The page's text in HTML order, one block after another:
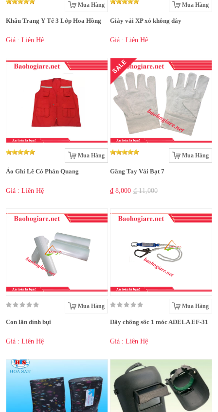
Mua Hàng
Khẩu Trang Y Tế 3 Lớp Hoa Hồng
Giá : Liên Hệ
Mua Hàng
Giày vải XP xỏ không dây
Giá : Liên Hệ
Mua Hàng
Áo Ghi Lê Có Phản Quang
Giá : Liên Hệ
SALE
Mua Hàng
Găng Tay Vải Bạt 7
₫ 8,000 ₫ 11,000
Mua Hàng
Con lăn dính bụi
Giá : Liên Hệ
Mua Hàng
Dây chống sốc 1 móc ADELA EF-31
Giá : Liên Hệ